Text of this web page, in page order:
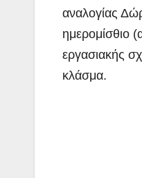
αναλογίας
ημερομίσθιο
εργασιακής
κλάσμα.